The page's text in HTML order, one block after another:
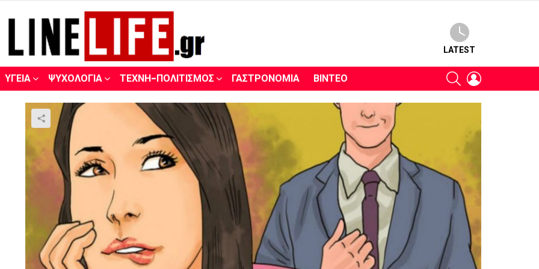
LATEST
ΥΓΕΊΑ ΨΥΧΟΛΟΓΊΑ ΤΈΧΝΗ-ΠΟΛΙΤΙΣΜΌΣ ΓΑΣΤΡΟΝΟΜΊΑ ΒΊΝΤΕΟ SEARCH